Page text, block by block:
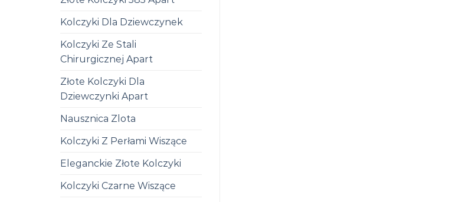
Kolczyki Dla Dziewczynek
Kolczyki Ze Stali
Chirurgicznej Apart
Złote Kolczyki Dla
Dziewczynki Apart
Nausznica Zlota
Kolczyki Z Perłami Wiszące
Eleganckie Złote Kolczyki
Kolczyki Czarne Wiszące